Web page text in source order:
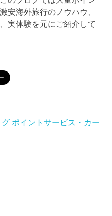
安海外旅行のノウハウ、
実体験を元にご紹介して